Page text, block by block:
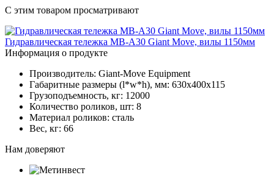
С этим товаром просматривают
Гидравлическая тележка MB-A30 Giant Move, вилы 1150мм
Информация о продукте
Производитель: Giant-Move Equipment
Габаритные размеры (l*w*h), мм: 630х400х115
Грузоподъемность, кг: 12000
Количество роликов, шт: 8
Материал роликов: сталь
Вес, кг: 66
Нам доверяют